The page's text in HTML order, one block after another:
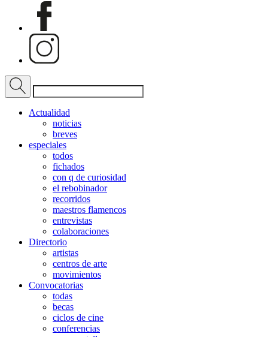
Actualidad
noticias
breves
especiales
todos
fichados
con q de curiosidad
el rebobinador
recorridos
maestros flamencos
entrevistas
colaboraciones
Directorio
artistas
centros de arte
movimientos
Convocatorias
todas
becas
ciclos de cine
conferencias